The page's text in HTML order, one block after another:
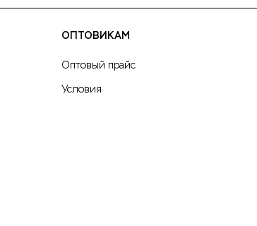
ОПТОВИКАМ
Оптовый прайс
Условия